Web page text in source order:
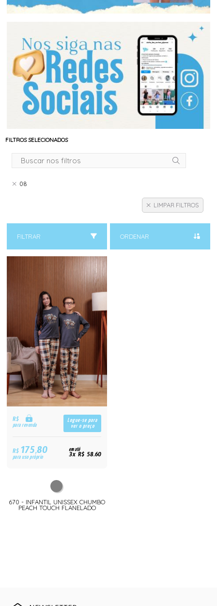
FILTROS SELECIONADOS
08
LIMPAR FILTROS
FILTRAR ORDENAR
R$
para revenda
Logue-se para
ver o preço
R$175,80
para uso próprio
em até
3x R$ 58,60
670 - INFANTIL UNISSEX CHUMBO
PEACH TOUCH FLANELADO